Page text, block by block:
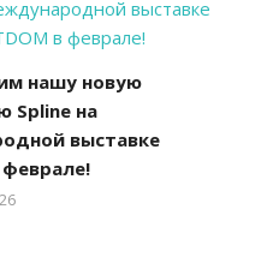
нашу новую
Spline на
выставке
феврале!